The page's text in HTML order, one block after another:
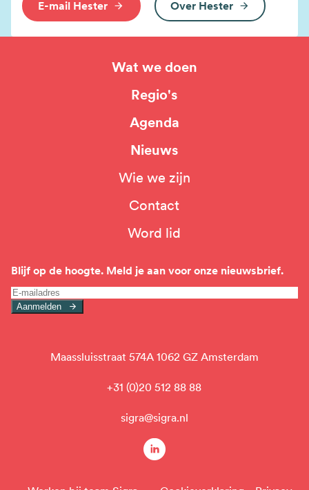
E-mail Hester Over Hester
Wat we doen
Regio's
Agenda
Nieuws
Wie we zijn
Contact
Word lid
Blijf op de hoogte. Meld je aan voor onze nieuwsbrief.
Aanmelden
Maassluisstraat 574A 1062 GZ Amsterdam
+31 (0)20 512 88 88
sigra@sigra.nl
linkedin